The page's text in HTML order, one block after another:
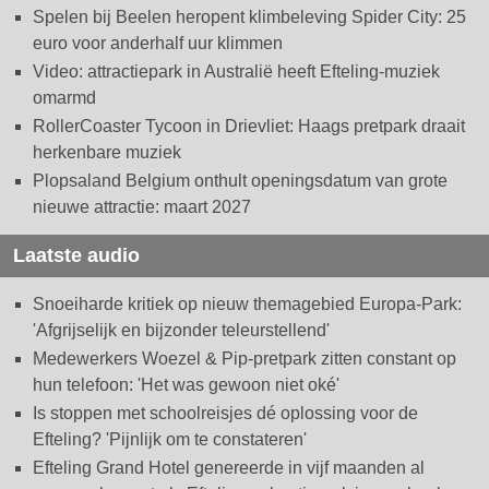
Spelen bij Beelen heropent klimbeleving Spider City: 25
euro voor anderhalf uur klimmen
Video: attractiepark in Australië heeft Efteling-muziek
omarmd
RollerCoaster Tycoon in Drievliet: Haags pretpark draait
herkenbare muziek
Plopsaland Belgium onthult openingsdatum van grote
nieuwe attractie: maart 2027
Laatste audio
Snoeiharde kritiek op nieuw themagebied Europa-Park:
'Afgrijselijk en bijzonder teleurstellend'
Medewerkers Woezel & Pip-pretpark zitten constant op
hun telefoon: 'Het was gewoon niet oké'
Is stoppen met schoolreisjes dé oplossing voor de
Efteling? 'Pijnlijk om te constateren'
Efteling Grand Hotel genereerde in vijf maanden al